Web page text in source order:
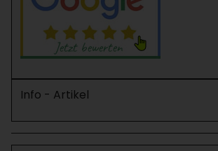
Info - Artikel